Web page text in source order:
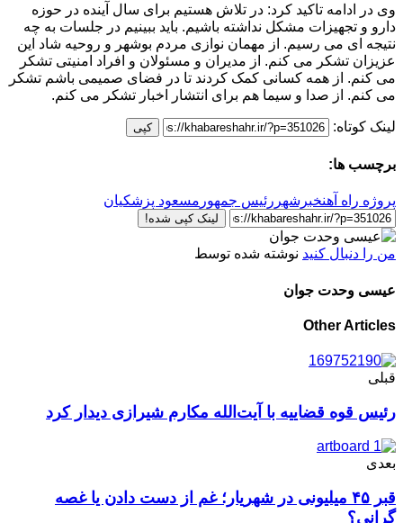
وی در ادامه تاکید کرد: در تلاش هستیم برای سال آینده در حوزه
دارو و تجهیزات مشکل نداشته باشیم. باید ببینیم در جلسات به چه
نتیجه ای می رسیم. از مهمان نوازی مردم بوشهر و روحیه شاد این
عزیزان تشکر می کنم. از مدیران و مسئولان و افراد امنیتی تشکر
می کنم. از همه کسانی کمک کردند تا در فضای صمیمی باشم تشکر
می کنم. از صدا و سیما هم برای انتشار اخبار تشکر می کنم.
لینک کوتاه: کپی
برچسب ها:
پروژه راه آهنخبرشهر رئیس جمهور مسعود پزشکیان
لینک کپی شده!
من را دنبال کنید نوشته شده توسط
عیسی وحدت جوان
Other Articles
قبلی
رئیس قوه قضاییه با آیت‌الله مکارم شیرازی دیدار کرد
بعدی
قبر ۴۵ میلیونی در شهریار؛ غم از دست دادن یا غصه
گرانی؟